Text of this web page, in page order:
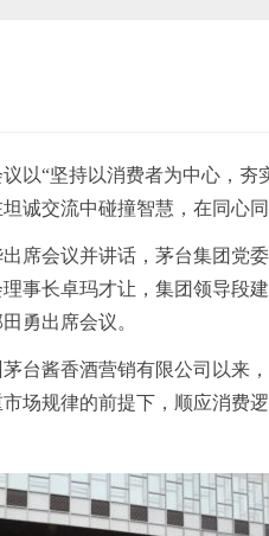
以“坚持以消费者为中心，
诚交流中碰撞智慧，在同心同
出席会议并讲话，茅台集团党委
事长卓玛才让，集团领导
勇出席会议。
台酱香酒营销有限公司以来
场规律的前提下，顺应消费